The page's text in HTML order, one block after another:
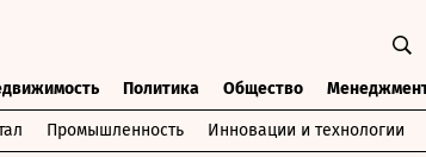
Политика Общество
Промышленность Инновации и технологии